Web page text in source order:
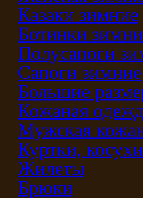
Казаки зимние
Ботинки
Полусапоги
Сапоги зимние
Большие
Кожаная
Мужская
Куртки, косухи
Жилеты
Брюки